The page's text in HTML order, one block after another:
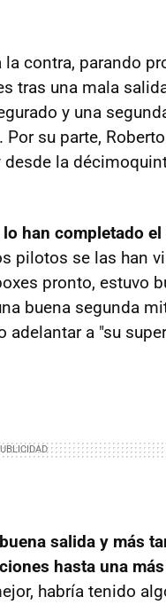
contra, parando
tras una mala
y una
. Por su parte,
la
han completado
pilotos se las han
pronto, estuvo
buena segunda
a "su
salida y más
hasta una
habría tenido